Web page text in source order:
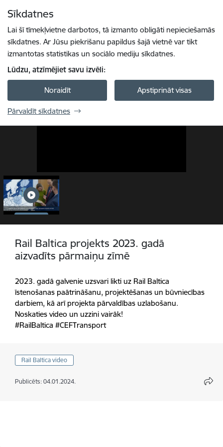
Sīkdatnes
Lai šī tīmekļvietne darbotos, tā izmanto obligāti nepieciešamās
sīkdatnes. Ar Jūsu piekrišanu papildus šajā vietnē var tikt
izmantotas statistikas un sociālo mediju sīkdatnes.
Lūdzu, atzīmējiet savu izvēli:
Noraidīt Apstiprināt visas
Pārvaldīt sīkdatnes
1 / 1
Rail Baltica projekts 2023. gadā
aizvadīts pārmaiņu zīmē
2023. gadā galvenie uzsvari likti uz Rail Baltica
īstenošanas paātrināšanu, projektēšanas un būvniecības
darbiem, kā arī projekta pārvaldības uzlabošanu.
Noskaties video un uzzini vairāk!
#RailBaltica #CEFTransport
Rail Baltica video
Publicēts: 04.01.2024.